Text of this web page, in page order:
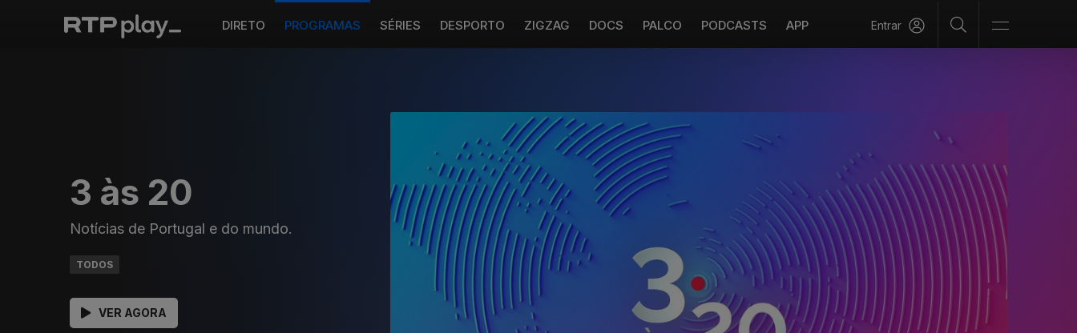
DIRETO PROGRAMAS SÉRIES DESPORTO ZIGZAG DOCS PALCO PODCASTS APP Entrar
3 às 20
Notícias de Portugal e do mundo.
TODOS
VER AGORA